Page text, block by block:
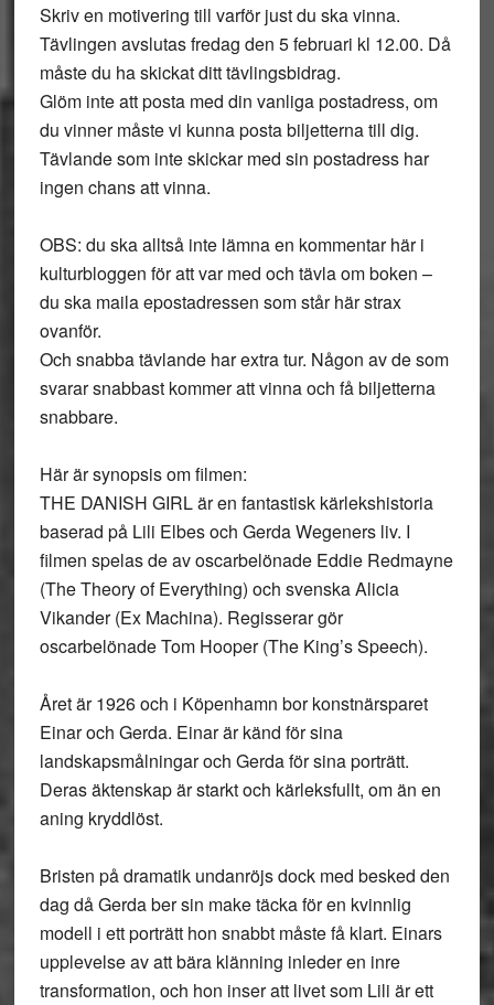
Skriv en motivering till varför just du ska vinna.
Tävlingen avslutas fredag den 5 februari kl 12.00. Då
måste du ha skickat ditt tävlingsbidrag.
Glöm inte att posta med din vanliga postadress, om
du vinner måste vi kunna posta biljetterna till dig.
Tävlande som inte skickar med sin postadress har
ingen chans att vinna.
OBS: du ska alltså inte lämna en kommentar här i
kulturbloggen för att var med och tävla om boken –
du ska maila epostadressen som står här strax
ovanför.
Och snabba tävlande har extra tur. Någon av de som
svarar snabbast kommer att vinna och få biljetterna
snabbare.
Här är synopsis om filmen:
THE DANISH GIRL är en fantastisk kärlekshistoria
baserad på Lili Elbes och Gerda Wegeners liv. I
filmen spelas de av oscarbelönade Eddie Redmayne
(The Theory of Everything) och svenska Alicia
Vikander (Ex Machina). Regisserar gör
oscarbelönade Tom Hooper (The King’s Speech).
Året är 1926 och i Köpenhamn bor konstnärsparet
Einar och Gerda. Einar är känd för sina
landskapsmålningar och Gerda för sina porträtt.
Deras äktenskap är starkt och kärleksfullt, om än en
aning kryddlöst.
Bristen på dramatik undanröjs dock med besked den
dag då Gerda ber sin make täcka för en kvinnlig
modell i ett porträtt hon snabbt måste få klart. Einars
upplevelse av att bära klänning inleder en inre
transformation, och hon inser att livet som Lili är ett